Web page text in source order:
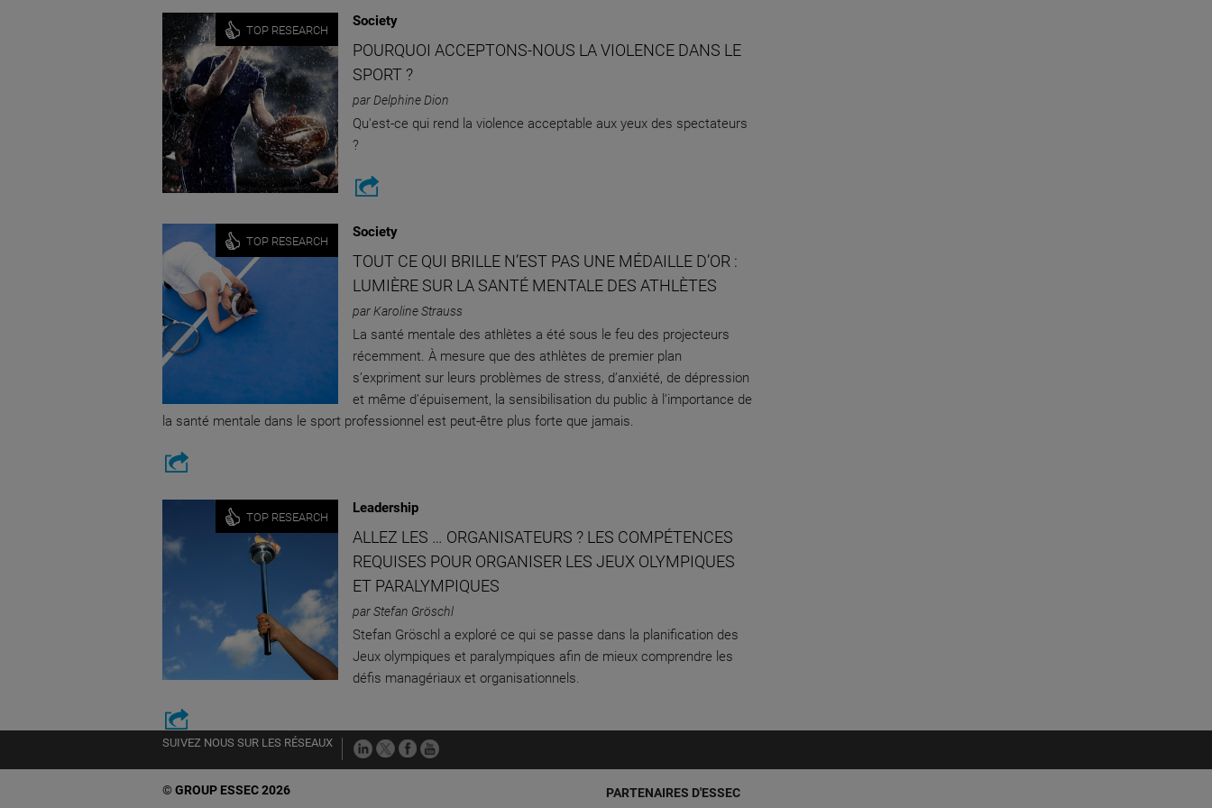
TOP RESEARCH
Society
POURQUOI ACCEPTONS-NOUS LA VIOLENCE DANS LE
SPORT ?
par Delphine Dion
Qu'est-ce qui rend la violence acceptable aux yeux des spectateurs
?
TOP RESEARCH
Society
TOUT CE QUI BRILLE N’EST PAS UNE MÉDAILLE D’OR :
LUMIÈRE SUR LA SANTÉ MENTALE DES ATHLÈTES
par Karoline Strauss
La santé mentale des athlètes a été sous le feu des projecteurs
récemment. À mesure que des athlètes de premier plan
s’expriment sur leurs problèmes de stress, d’anxiété, de dépression
et même d’épuisement, la sensibilisation du public à l’importance de
la santé mentale dans le sport professionnel est peut-être plus forte que jamais.
TOP RESEARCH
Leadership
ALLEZ LES … ORGANISATEURS ? LES COMPÉTENCES
REQUISES POUR ORGANISER LES JEUX OLYMPIQUES
ET PARALYMPIQUES
par Stefan Gröschl
Stefan Gröschl a exploré ce qui se passe dans la planification des
Jeux olympiques et paralympiques afin de mieux comprendre les
défis managériaux et organisationnels.
SUIVEZ NOUS SUR LES RÉSEAUX
©GROUP ESSEC 2026 PARTENAIRES D'ESSEC